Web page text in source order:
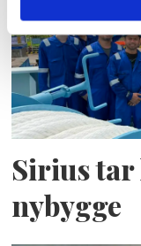
Sirius tar
nybygge